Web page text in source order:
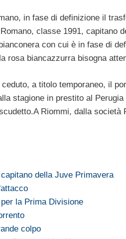
in fase di definizione il
classe 1991, capitano
con cui è in fase di
rosa biancazzurra bisogna
a titolo temporaneo, il
stagione in prestito al
Riommi, dalla
della Juve Primavera
la Prima Divisione
colpo